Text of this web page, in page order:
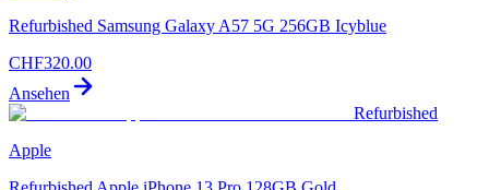
Refurbished Samsung Galaxy A57 5G 256GB Icyblue
CHF320.00
Ansehen
Refurbished
Apple